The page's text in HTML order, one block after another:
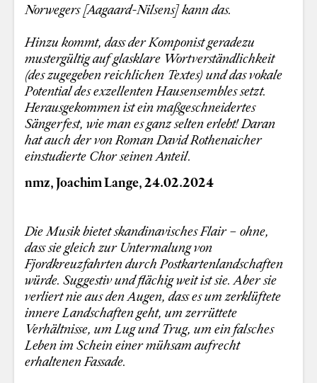
Norwegers [Aagaard-Nilsens] kann das.
Hinzu kommt, dass der Komponist geradezu
mustergültig auf glasklare Wortverständlichkeit
(des zugegeben reichlichen Textes) und das vokale
Potential des exzellenten Hausensembles setzt.
Herausgekommen ist ein maßgeschneidertes
Sängerfest, wie man es ganz selten erlebt! Daran
hat auch der von Roman David Rothenaicher
einstudierte Chor seinen Anteil.
nmz, Joachim Lange, 24.02.2024
Die Musik bietet skandinavisches Flair – ohne,
dass sie gleich zur Untermalung von
Fjordkreuzfahrten durch Postkartenlandschaften
würde. Suggestiv und flächig weit ist sie. Aber sie
verliert nie aus den Augen, dass es um zerklüftete
innere Landschaften geht, um zerrüttete
Verhältnisse, um Lug und Trug, um ein falsches
Leben im Schein einer mühsam aufrecht
erhaltenen Fassade.